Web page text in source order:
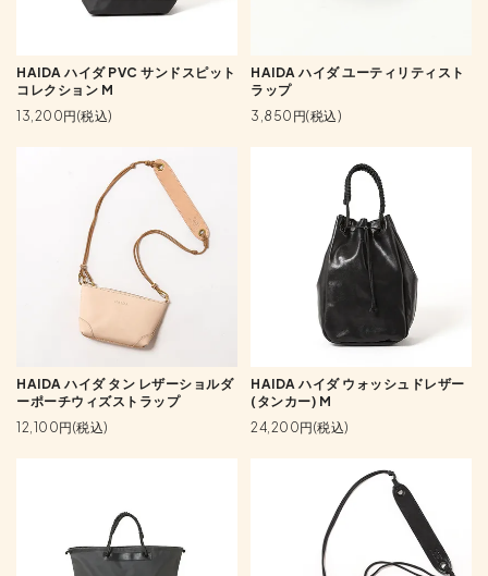
HAIDA ハイダ PVC サンドスピット
コレクション M
13,200円(税込)
HAIDA ハイダ ユーティリティスト
ラップ
3,850円(税込)
HAIDA ハイダ タン レザーショルダ
ーポーチウィズストラップ
12,100円(税込)
HAIDA ハイダ ウォッシュドレザー
(タンカー) M
24,200円(税込)